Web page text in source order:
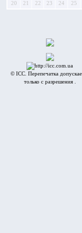
20
21 22 23 24 25
© ICC. Перепечатка
только с разрешения .